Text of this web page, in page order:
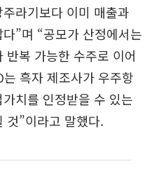
라기보다 이미 매출과
”며 “공모가 산정에서는
반복 가능한 수주로 이어
흑자 제조사가 우주항
치를 인정받을 수 있는
것”이라고 말했다.